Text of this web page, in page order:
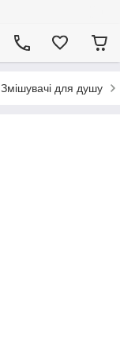
Змішувачі для душу